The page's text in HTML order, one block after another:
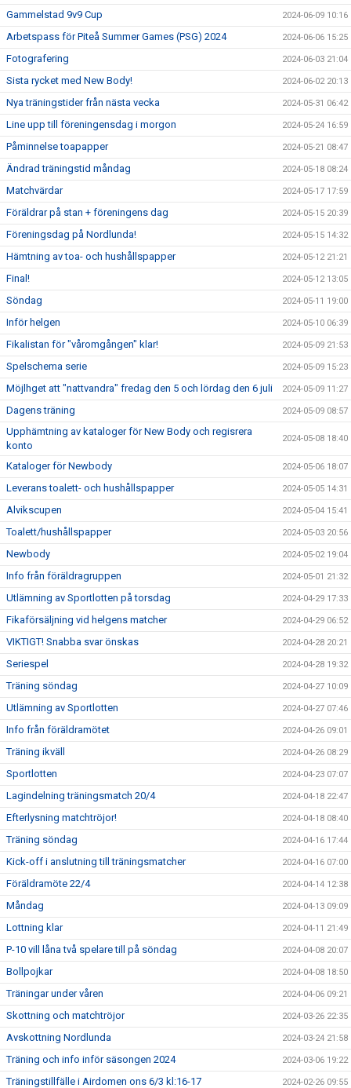
Gammelstad 9v9 Cup 2024-06-09 10:16
Arbetspass för Piteå Summer Games (PSG) 2024 2024-06-06 15:25
Fotografering 2024-06-03 21:04
Sista rycket med New Body! 2024-06-02 20:13
Nya träningstider från nästa vecka 2024-05-31 06:42
Line upp till föreningensdag i morgon 2024-05-24 16:59
Påminnelse toapapper 2024-05-21 08:47
Ändrad träningstid måndag 2024-05-18 08:24
Matchvärdar 2024-05-17 17:59
Föräldrar på stan + föreningens dag 2024-05-15 20:39
Föreningsdag på Nordlunda! 2024-05-15 14:32
Hämtning av toa- och hushållspapper 2024-05-12 21:21
Final! 2024-05-12 13:05
Söndag 2024-05-11 19:00
Inför helgen 2024-05-10 06:39
Fikalistan för "våromgången" klar! 2024-05-09 21:53
Spelschema serie 2024-05-09 15:23
Möjlhget att "nattvandra" fredag den 5 och lördag den 6 juli 2024-05-09 11:27
Dagens träning 2024-05-09 08:57
Upphämtning av kataloger för New Body och regisrera
konto
2024-05-08 18:40
Kataloger för Newbody 2024-05-06 18:07
Leverans toalett- och hushållspapper 2024-05-05 14:31
Alvikscupen 2024-05-04 15:41
Toalett/hushållspapper 2024-05-03 20:56
Newbody 2024-05-02 19:04
Info från föräldragruppen 2024-05-01 21:32
Utlämning av Sportlotten på torsdag 2024-04-29 17:33
Fikaförsäljning vid helgens matcher 2024-04-29 06:52
VIKTIGT! Snabba svar önskas 2024-04-28 20:21
Seriespel 2024-04-28 19:32
Träning söndag 2024-04-27 10:09
Utlämning av Sportlotten 2024-04-27 07:46
Info från föräldramötet 2024-04-26 09:01
Träning ikväll 2024-04-26 08:29
Sportlotten 2024-04-23 07:07
Lagindelning träningsmatch 20/4 2024-04-18 22:47
Efterlysning matchtröjor! 2024-04-18 08:40
Träning söndag 2024-04-16 17:44
Kick-off i anslutning till träningsmatcher 2024-04-16 07:00
Föräldramöte 22/4 2024-04-14 12:38
Måndag 2024-04-13 09:09
Lottning klar 2024-04-11 21:49
P-10 vill låna två spelare till på söndag 2024-04-08 20:07
Bollpojkar 2024-04-08 18:50
Träningar under våren 2024-04-06 09:21
Skottning och matchtröjor 2024-03-26 22:35
Avskottning Nordlunda 2024-03-24 21:58
Träning och info inför säsongen 2024 2024-03-06 19:22
Träningstillfälle i Airdomen ons 6/3 kl:16-17 2024-02-26 09:55